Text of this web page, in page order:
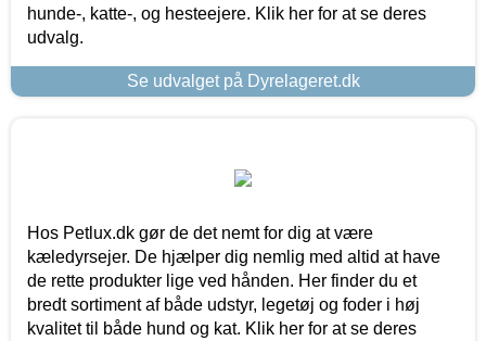
hunde-, katte-, og hesteejere. Klik her for at se deres
udvalg.
Se udvalget på Dyrelageret.dk
Hos Petlux.dk gør de det nemt for dig at være
kæledyrsejer. De hjælper dig nemlig med altid at have
de rette produkter lige ved hånden. Her finder du et
bredt sortiment af både udstyr, legetøj og foder i høj
kvalitet til både hund og kat. Klik her for at se deres